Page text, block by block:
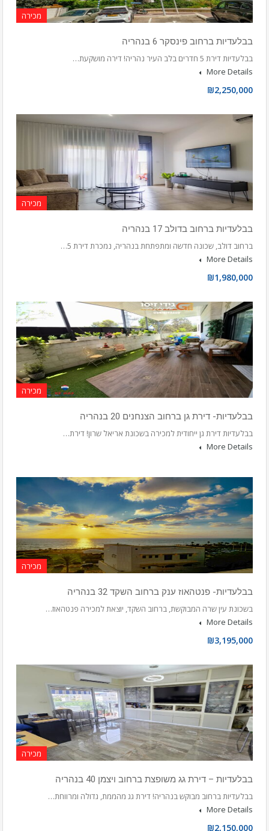
מכירה
בבלעדיות ברחוב פינסקר 6 בנהריה
בבלעדיות דירת 5 חדרים בלב העיר נהריה! דירה מושקעת…
More Details
₪2,250,000
מכירה
בבלעדיות ברחוב בדולב 17 בנהריה
ברחוב דולב, שכונה חדשה ומתפתחת בנהריה, נמכרת דירת 5…
More Details
₪1,980,000
מכירה
בבלעדיות- דירת גן ברחוב הצנחנים 20 בנהריה
בבלעדיות דירת גן ייחודית למכירה בשכונת אריאל שרון! דירת…
More Details
מכירה
בבלעדיות- פנטהאוז ענק ברחוב השקד 32 בנהריה
בשכונת עין שרה המבוקשת, ברחוב השקד, יוצאת למכירה פנטהאוז…
More Details
₪3,195,000
מכירה
בבלעדיות – דירת גג משופצת ברחוב ויצמן 40 בנהריה
בבלעדיות ברחוב מבוקש בנהריה! דירת גג מהממת, גדולה ומרווחת…
More Details
₪2,150,000